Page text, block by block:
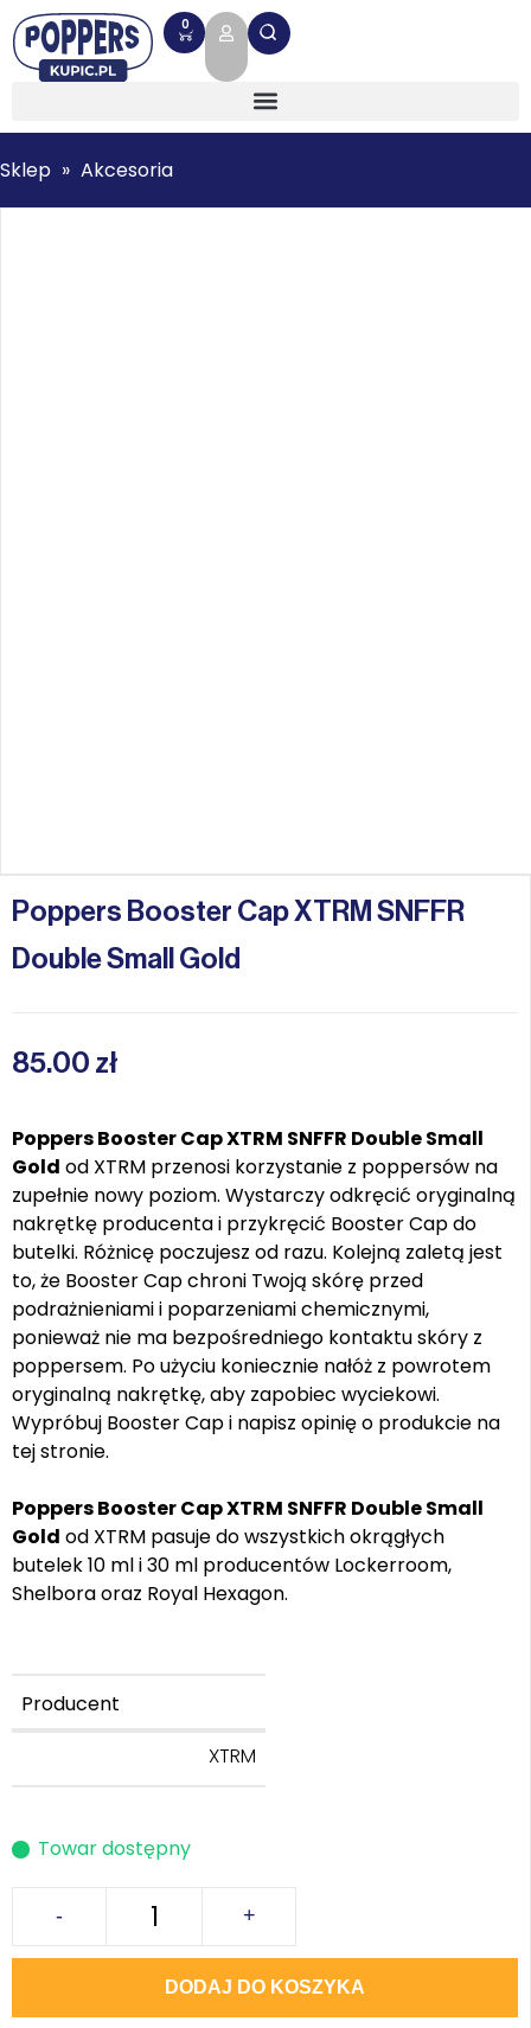
0
Sklep » Akcesoria
Poppers Booster Cap XTRM SNFFR
Double Small Gold
85.00 zł
Poppers Booster Cap XTRM SNFFR Double Small
Gold od XTRM przenosi korzystanie z poppersów na
zupełnie nowy poziom. Wystarczy odkręcić oryginalną
nakrętkę producenta i przykręcić Booster Cap do
butelki. Różnicę poczujesz od razu. Kolejną zaletą jest
to, że Booster Cap chroni Twoją skórę przed
podrażnieniami i poparzeniami chemicznymi,
ponieważ nie ma bezpośredniego kontaktu skóry z
poppersem. Po użyciu koniecznie nałóż z powrotem
oryginalną nakrętkę, aby zapobiec wyciekowi.
Wypróbuj Booster Cap i napisz opinię o produkcie na
tej stronie.
Poppers Booster Cap XTRM SNFFR Double Small
Gold od XTRM pasuje do wszystkich okrągłych
butelek 10 ml i 30 ml producentów Lockerroom,
Shelbora oraz Royal Hexagon.
Producent
XTRM
Towar dostępny
- +
DODAJ DO KOSZYKA